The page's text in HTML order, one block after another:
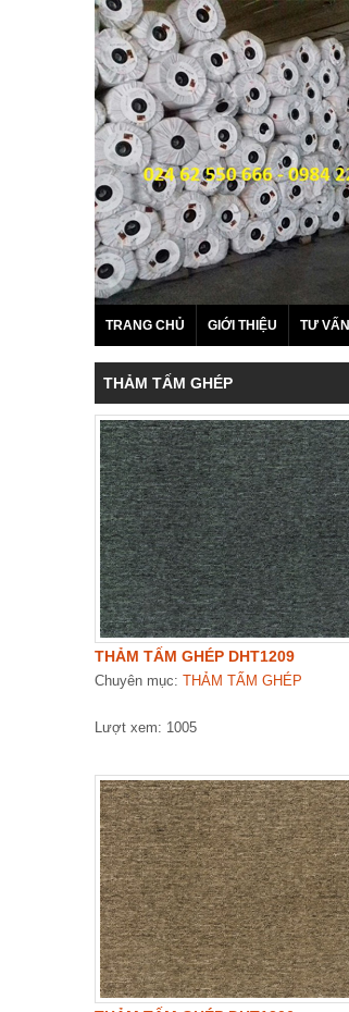
TRANG CHỦ GIỚI THIỆU TƯ VẤN
THẢM TẤM GHÉP
THẢM TẤM GHÉP DHT1209
Chuyên mục: THẢM TẤM GHÉP
Lượt xem: 1005